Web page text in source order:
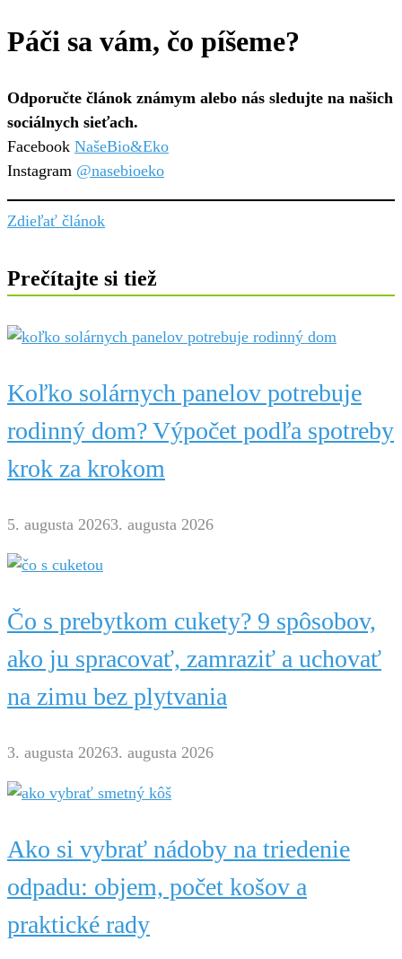
Páči sa vám, čo píšeme?
Odporučte článok známym alebo nás sledujte na našich
sociálnych sieťach.
Facebook NašeBio&Eko
Instagram @nasebioeko
Zdieľať článok
Prečítajte si tiež
Koľko solárnych panelov potrebuje
rodinný dom? Výpočet podľa spotreby
krok za krokom
5. augusta 20263. augusta 2026
Čo s prebytkom cukety? 9 spôsobov,
ako ju spracovať, zamraziť a uchovať
na zimu bez plytvania
3. augusta 20263. augusta 2026
Ako si vybrať nádoby na triedenie
odpadu: objem, počet košov a
praktické rady